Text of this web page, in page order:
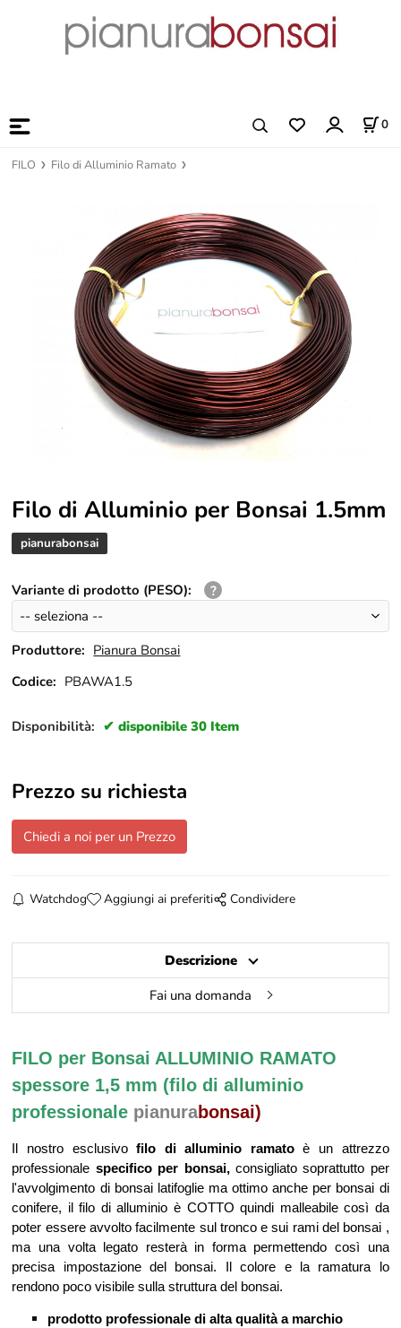
0
FILO Filo di Alluminio Ramato
Filo di Alluminio per Bonsai 1.5mm
pianurabonsai
Variante di prodotto (PESO):
Produttore: Pianura Bonsai
Codice: PBAWA1.5
Disponibilità: disponibile 30 Item
Prezzo su richiesta
Chiedi a noi per un Prezzo
Watchdog Aggiungi ai preferiti Condividere
Descrizione
Fai una domanda
FILO per Bonsai ALLUMINIO RAMATO
spessore 1,5 mm (filo di alluminio
professionale pianurabonsai)
Il nostro esclusivofilo di alluminio ramatoè un attrezzo
professionale specifico per bonsai, consigliato soprattutto per
l'avvolgimento di bonsai latifoglie ma ottimo anche per bonsai di
conifere, il filo di alluminio è COTTO quindi malleabile così da
poter essere avvolto facilmente sul tronco e sui rami del bonsai ,
ma una volta legato resterà in forma permettendo così una
precisa impostazione del bonsai. Il colore e la ramatura lo
rendono poco visibile sulla struttura del bonsai.
prodotto professionale di alta qualità a marchio